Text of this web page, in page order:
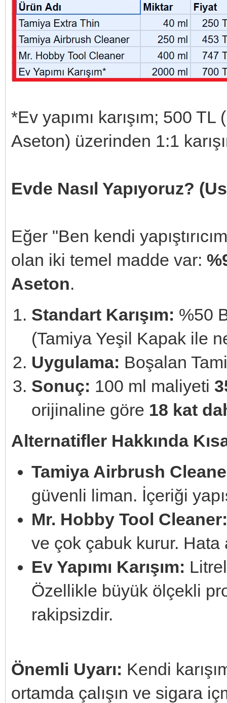
*Ev yapımı karışım; 500
Aseton) üzerinden 1:1
Evde Nasıl Yapıyoruz?
Eğer "Ben kendi
olan iki temel madde var:
Aseton.
Standart Karışım: %50
(Tamiya Yeşil Kapak ile
Uygulama: Boşalan
Sonuç: 100 ml maliyeti
orijinaline göre 18 kat
Alternatifler Hakkında
Tamiya Airbrush
güvenli liman. İçeriği
Mr. Hobby Tool Cleaner:
ve çok çabuk kurur. Hata
Ev Yapımı Karışım:
Özellikle büyük ölçekli
rakipsizdir.
Önemli Uyarı: Kendi
ortamda çalışın ve sigara